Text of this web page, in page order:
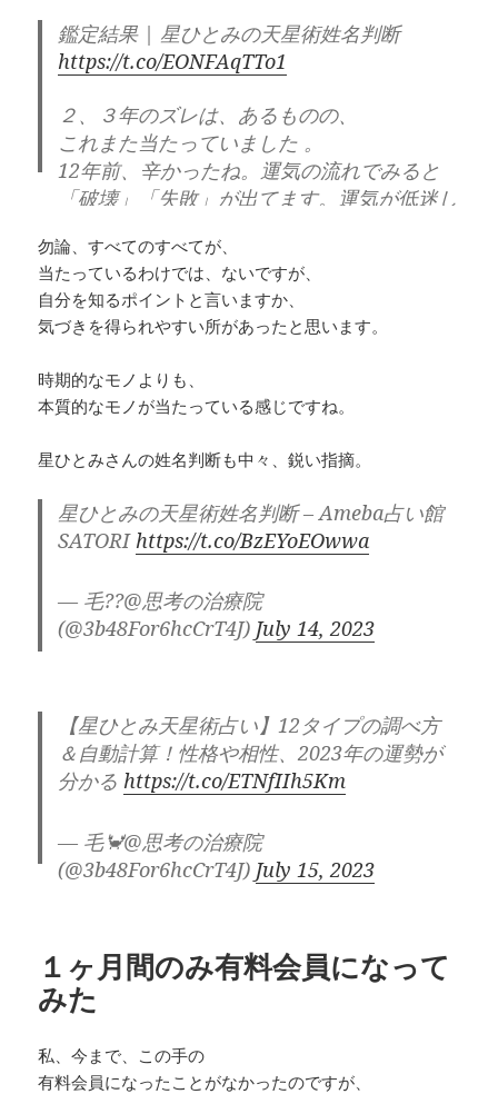
— 毛??@ 思考の治療院
(@3b48For6hcCrT4J)
July 11, 2023
鑑定結果 | 星ひとみの天星術姓名判断
https://t.co/EONFAqTTo1
２、３年のズレは、あるものの、
これまた当たっていました 。
12年前、辛かったね。運気の流れでみると
「破壊」「失敗」が出てます。運気が低迷し
ない時間を過ごしていたでしょう。
— 毛??@思考の治療院
(@3b48For6hcCrT4J) July 14, 2023
勿論、すべてのすべてが、
当たっているわけでは、ないですが、
自分を知るポイントと言いますか、
気づきを得られやすい所があったと思います。
時期的なモノよりも、
本質的なモノが当たっている感じですね。
星ひとみさんの姓名判断も中々、鋭い指摘。
星ひとみの天星術姓名判断 – Ameba占い館
SATORI https://t.co/BzEYoEOwwa
— 毛??@思考の治療院
(@3b48For6hcCrT4J) July 14, 2023
【星ひとみ天星術占い】12タイプの調べ方
＆自動計算！性格や相性、2023年の運勢が
分かる https://t.co/ETNfIIh5Km
— 毛🦀@思考の治療院
(@3b48For6hcCrT4J) July 15, 2023
１ヶ月間のみ有料会員になって
みた
私、今まで、この手の
有料会員になったことがなかったのですが、